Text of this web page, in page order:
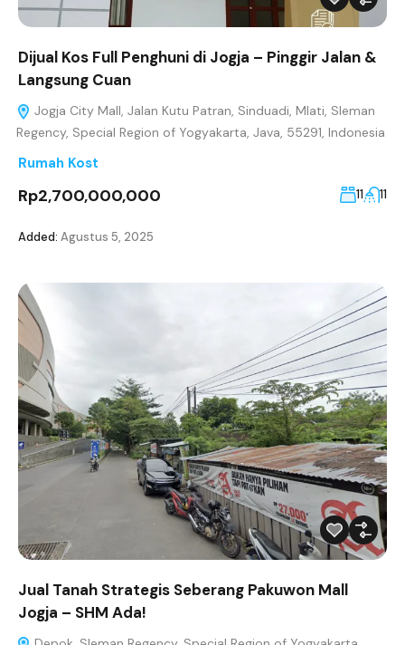
Dijual Kos Full Penghuni di Jogja – Pinggir Jalan &
Langsung Cuan
Jogja City Mall, Jalan Kutu Patran, Sinduadi, Mlati, Sleman
Regency, Special Region of Yogyakarta, Java, 55291, Indonesia
Rumah Kost
Rp2,700,000,000 11 11
Added: Agustus 5, 2025
Jual Tanah Strategis Seberang Pakuwon Mall
Jogja – SHM Ada!